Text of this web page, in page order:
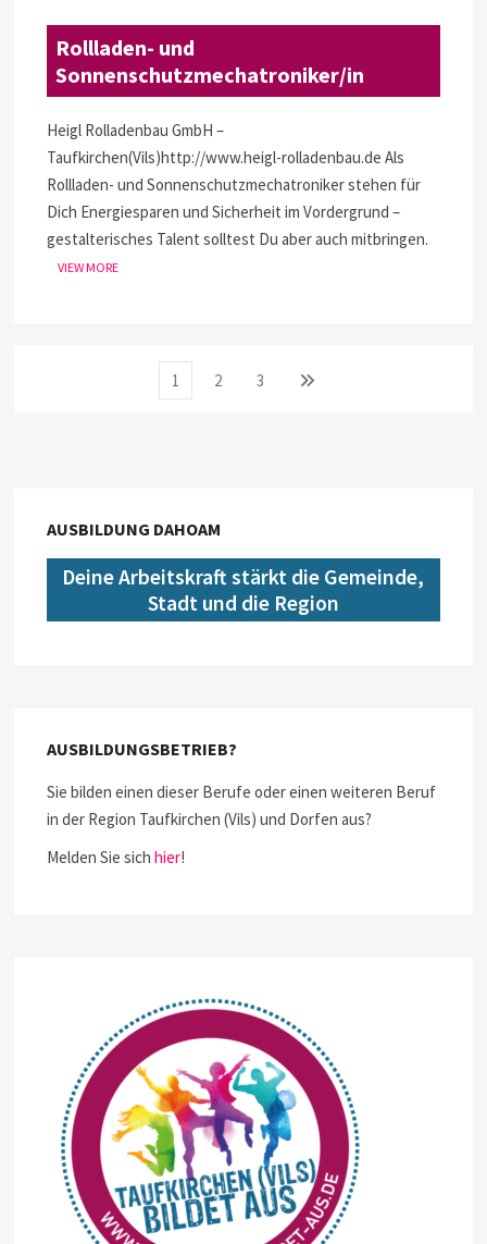
Rollladen- und
Sonnenschutzmechatroniker/in
Heigl Rolladenbau GmbH –
Taufkirchen(Vils)http://www.heigl-rolladenbau.de Als
Rollladen- und Sonnenschutzmechatroniker stehen für
Dich Energiesparen und Sicherheit im Vordergrund –
gestalterisches Talent solltest Du aber auch mitbringen.
VIEW MORE
Seitennummerierung
Page
1 Page
2 Page
3
Next
AUSBILDUNG DAHOAM
Deine Arbeitskraft stärkt die Gemeinde,
Stadt und die Region
AUSBILDUNGSBETRIEB?
Sie bilden einen dieser Berufe oder einen weiteren Beruf
in der Region Taufkirchen (Vils) und Dorfen aus?
Melden Sie sichhier!